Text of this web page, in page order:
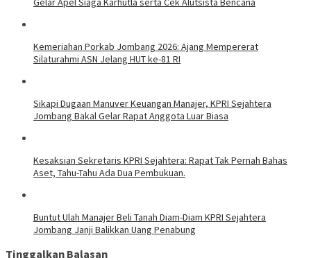
Kemeriahan Porkab Jombang 2026: Ajang Mempererat
Silaturahmi ASN Jelang HUT ke-81 RI
Sikapi Dugaan Manuver Keuangan Manajer, KPRI Sejahtera
Jombang Bakal Gelar Rapat Anggota Luar Biasa
Kesaksian Sekretaris KPRI Sejahtera: Rapat Tak Pernah Bahas
Aset, Tahu-Tahu Ada Dua Pembukuan.
Buntut Ulah Manajer Beli Tanah Diam-Diam KPRI Sejahtera
Jombang Janji Balikkan Uang Penabung
Tinggalkan Balasan